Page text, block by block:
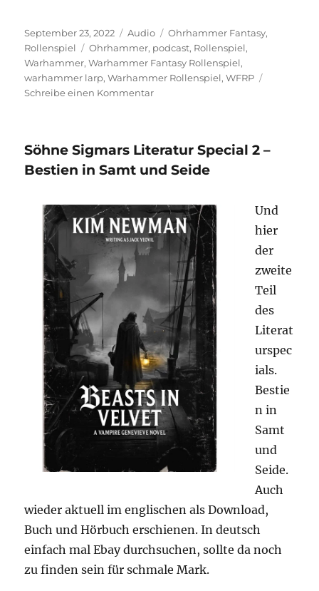
Veröffentlicht
am
September 23, 2022 Format
Audio Kategorien
Ohrhammer Fantasy,
Rollenspiel
Schlagwörter
Ohrhammer, podcast, Rollenspiel,
Warhammer,Warhammer Fantasy Rollenspiel,
warhammer larp,Warhammer Rollenspiel,WFRP
Schreibe einen Kommentarzu
Sigmar
–
Epic
Empires
Highlights
und
deutschsprachigen
Warhammer
Gruppen
Söhne Sigmars Literatur Special 2 –
Bestien in Samt und Seide
Und
hier
der
zweite
Teil
des
Literat
urspec
ials.
Bestie
n in
Samt
und
Seide.
Auch
wieder aktuell im englischen als Download,
Buch und Hörbuch erschienen. In deutsch
einfach mal Ebay durchsuchen, sollte da noch
zu finden sein für schmale Mark.